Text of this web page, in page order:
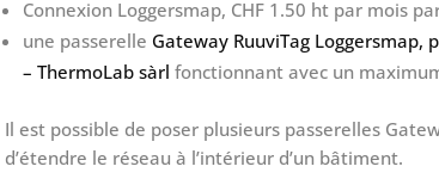
Connexion Loggersmap, CHF 1.50 ht par mois
une passerelle Gateway RuuviTag
– ThermoLab sàrl fonctionnant avec un
Il est possible de poser plusieurs passerelles
d’étendre le réseau à l’intérieur d’un bâtiment.